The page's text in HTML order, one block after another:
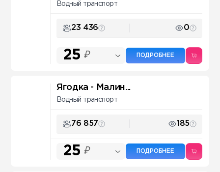
Водный транспорт
23 436 0
25 ₽ ПОДРОБНЕЕ
Ягодка - Малин...
Водный транспорт
76 857 185
25 ₽ ПОДРОБНЕЕ